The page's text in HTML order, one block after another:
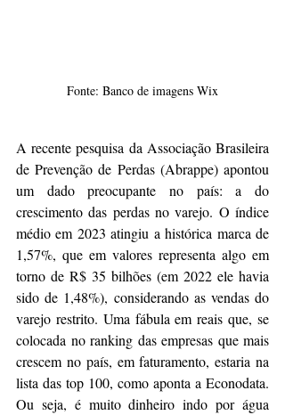
Fonte: Banco de imagens Wix
A recente pesquisa da Associação Brasileira
de Prevenção de Perdas (Abrappe) apontou
um dado preocupante no país: a do
crescimento das perdas no varejo. O índice
médio em 2023 atingiu a histórica marca de
1,57%, que em valores representa algo em
torno de R$ 35 bilhões (em 2022 ele havia
sido de 1,48%), considerando as vendas do
varejo restrito. Uma fábula em reais que, se
colocada no ranking das empresas que mais
crescem no país, em faturamento, estaria na
lista das top 100, como aponta a Econodata.
Ou seja, é muito dinheiro indo por água